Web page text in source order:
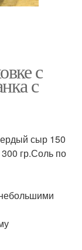
с
с
сыр 150
гр.Соль по